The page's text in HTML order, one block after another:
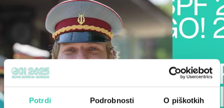
Potrdi Podrobnosti O piškotkih